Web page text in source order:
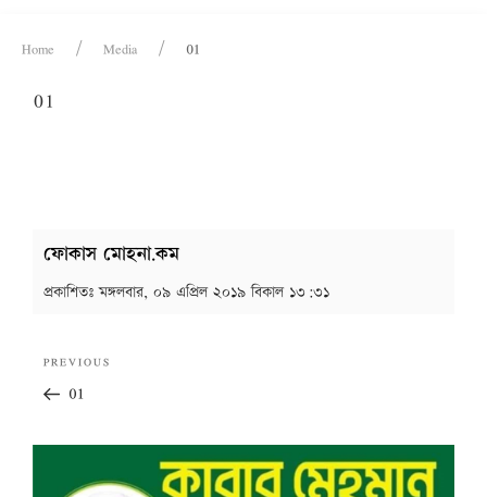
Home Media 01
01
ফোকাস মোহনা.কম
প্রকাশিতঃমঙ্গলবার, ০৯ এপ্রিল ২০১৯ বিকাল ১৩:৩১
navigation
Previous
Post
PREVIOUS
01